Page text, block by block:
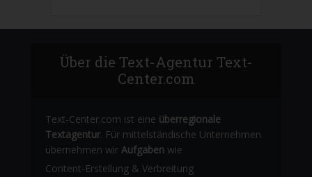
Über die Text-Agentur Text-
Center.com
Text-Center.com ist eine überregionale
Textagentur. Für mittelständische Unternehmen
übernehmen wir Aufgaben wie
Content-Erstellung & Verbreitung